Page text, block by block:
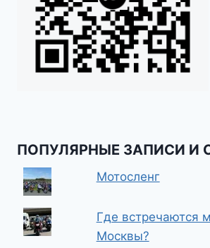
ПОПУЛЯРНЫЕ ЗАПИСИ И
Мотосленг
Где встречаются
Москвы?